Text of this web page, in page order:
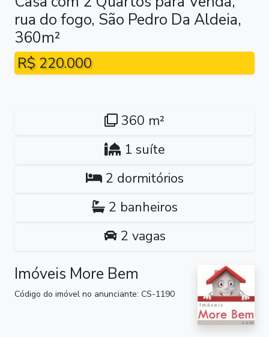
rua do fogo, São Pedro Da Aldeia,
360m²
R$ 220.000
360 m²
1 suíte
2 dormitórios
2 banheiros
2 vagas
Imóveis More Bem
Código do imóvel no anunciante: CS-1190